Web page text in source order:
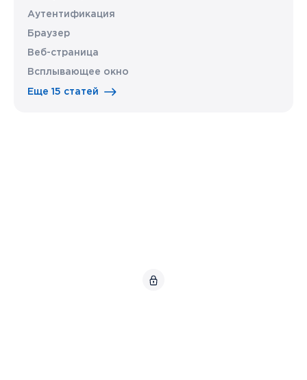
Аутентификация
Браузер
Веб-страница
Всплывающее окно
Еще 15 статей